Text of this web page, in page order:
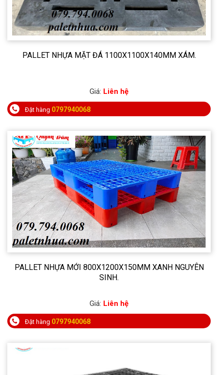
PALLET NHỰA MẶT ĐÁ 1100X1100X140MM XÁM.
Giá: Liên hệ
Đặt hàng 0797940068
PALLET NHỰA MỚI 800X1200X150MM XANH NGUYÊN
SINH.
Giá: Liên hệ
Đặt hàng 0797940068